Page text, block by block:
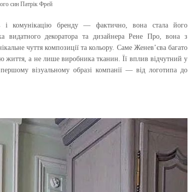
син Патрік Фрей
і комунікацію бренду — фактично, вона стала його
видатного декоратора та дизайнера Рене Про, вона з
чуття композиції та кольору. Саме Женев’єва багато
життя, а не лише виробника тканин. Її вплив відчутний у
візуальному образі компанії — від логотипа до